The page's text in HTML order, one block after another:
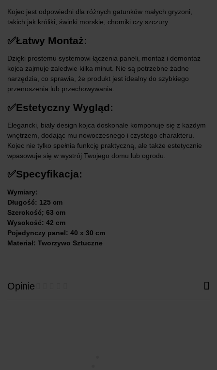
Kojec jest odpowiedni dla różnych gatunków małych gryzoni,
takich jak króliki, świnki morskie, chomiki czy szczury.
✅Łatwy Montaż:
Dzięki prostemu systemowi łączenia paneli, montaż i demontaż
kojca zajmuje zaledwie kilka minut. Nie są potrzebne żadne
narzędzia, co sprawia, że produkt jest idealny do szybkiego
przenoszenia lub przechowywania.
✅Estetyczny Wygląd:
Elegancki, biały design kojca doskonale komponuje się z każdym
wnętrzem, dodając mu nowoczesnego i czystego charakteru.
Kojec nie tylko spełnia funkcję praktyczną, ale także estetycznie
wpasowuje się w wystrój Twojego domu lub ogrodu.
✅Specyfikacja:
Wymiary:
Długość: 125 cm
Szerokość; 63 cm
Wysokość: 42 cm
Pojedynczy panel: 40 x 30 cm
Materiał: Tworzywo Sztuczne
Opinie